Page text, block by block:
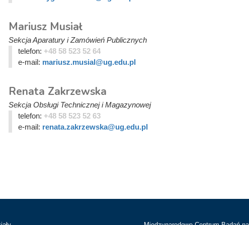
Mariusz Musiał
Sekcja Aparatury i Zamówień Publicznych
telefon: +48 58 523 52 64
e-mail: mariusz.musial@ug.edu.pl
Renata Zakrzewska
Sekcja Obsługi Technicznej i Magazynowej
telefon: +48 58 523 52 63
e-mail: renata.zakrzewska@ug.edu.pl